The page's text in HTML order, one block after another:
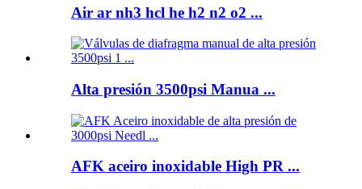
Air ar nh3 hcl he h2 n2 o2 ...
Alta presión 3500psi Manua ...
AFK aceiro inoxidable High PR ...